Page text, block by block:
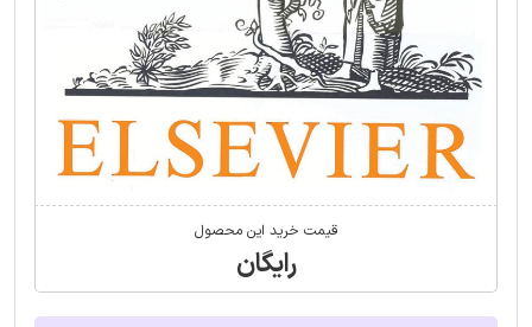
قیمت خرید این محصول
رایگان